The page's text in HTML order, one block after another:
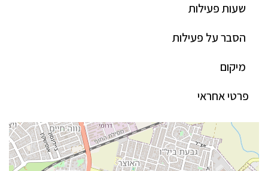
שעות פעילות
הסבר על פעילות
מיקום
פרטי אחראי